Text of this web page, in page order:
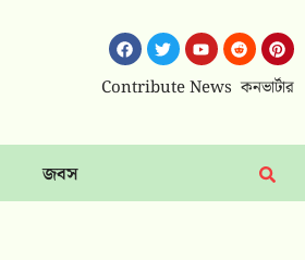
Contribute News কনভার্টার
জবস